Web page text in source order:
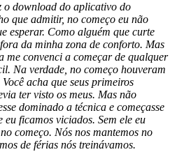
o download do aplicativo do
que admitir, no começo eu não
esperar. Como alguém que curte
da minha zona de conforto. Mas
me convenci a começar de qualquer
Na verdade, no começo houveram
acha que seus primeiros
ter visto os meus. Mas não
dominado a técnica e começasse
ficamos viciados. Sem ele eu
começo. Nós nos mantemos no
de férias nós treinávamos.